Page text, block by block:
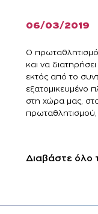
06/03/2019
Ο
και να
εκτός από το
εξατομικευμένο
στη χώρα μας,
πρωταθλητισμού,
Διαβάστε όλο